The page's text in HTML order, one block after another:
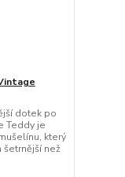
dotek po
Teddy je
který
než